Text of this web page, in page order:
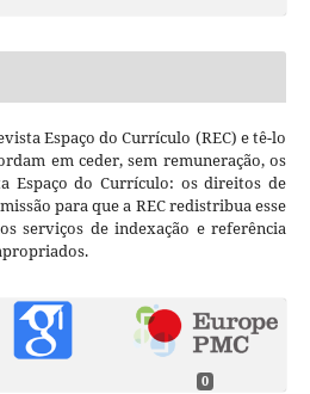
Espaço do Currículo (REC) e tê-lo
em ceder, sem remuneração, os
Espaço do Currículo: os direitos de
para que a REC redistribua esse
serviços de indexação e referência
0